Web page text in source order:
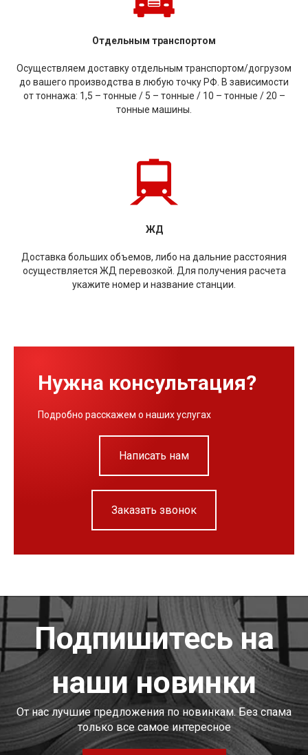
Отдельным транспортом
Осуществляем доставку отдельным транспортом/догрузом
до вашего производства в любую точку РФ. В зависимости
от тоннажа: 1,5 – тонные / 5 – тонные / 10 – тонные / 20 –
тонные машины.
ЖД
Доставка больших объемов, либо на дальние расстояния
осуществляется ЖД перевозкой. Для получения расчета
укажите номер и название станции.
Нужна консультация?
Подробно расскажем о наших услугах
Написать нам
Заказать звонок
Подпишитесь на
наши новинки
От нас лучшие предложения по новинкам. Без спама
только все самое интересное